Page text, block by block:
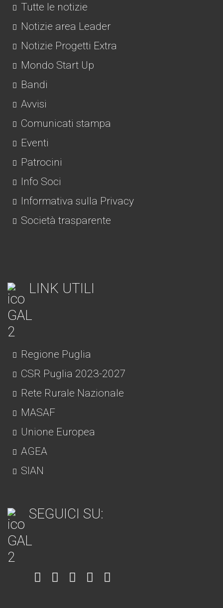
Tutte le notizie
Notizie area Leader
Notizie Progetti Extra
Mondo Start Up
Bandi
Avvisi
Comunicati stampa
Eventi
Patrocini
Info Soci
Informativa sulla Privacy
Società trasparente
LINK UTILI
Regione Puglia
CSR Puglia 2023-2027
Rete Rurale Nazionale
MASAF
Unione Europea
AGEA
SIAN
SEGUICI SU:
Item Item Item Item